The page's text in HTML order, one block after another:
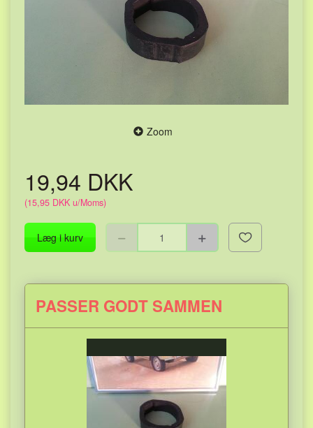
Zoom
19,94 DKK
(15,95 DKK u/Moms)
Læg i kurv
PASSER GODT SAMMEN